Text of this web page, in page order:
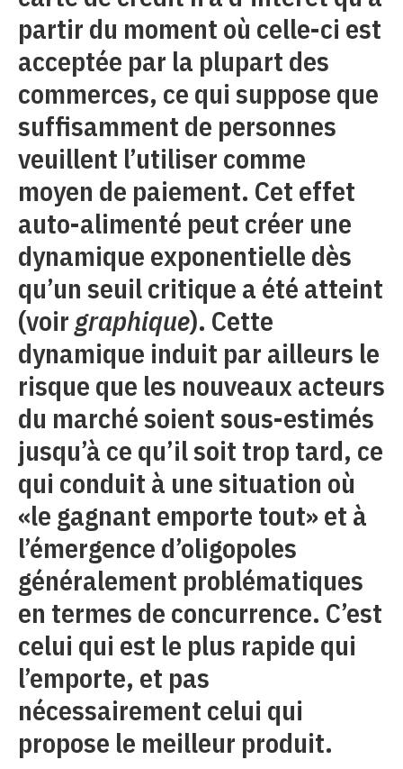
partir du moment où celle-ci est
acceptée par la plupart des
commerces, ce qui suppose que
suffisamment de personnes
veuillent l’utiliser comme
moyen de paiement. Cet effet
auto-alimenté peut créer une
dynamique exponentielle dès
qu’un seuil critique a été atteint
(voir graphique). Cette
dynamique induit par ailleurs le
risque que les nouveaux acteurs
du marché soient sous-estimés
jusqu’à ce qu’il soit trop tard, ce
qui conduit à une situation où
«le gagnant emporte tout» et à
l’émergence d’oligopoles
généralement problématiques
en termes de concurrence. C’est
celui qui est le plus rapide qui
l’emporte, et pas
nécessairement celui qui
propose le meilleur produit.